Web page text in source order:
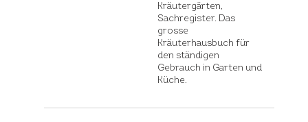
Kräutergärten,
Sachregister. Das
grosse
Kräuterhausbuch für
den ständigen
Gebrauch in Garten und
Küche.